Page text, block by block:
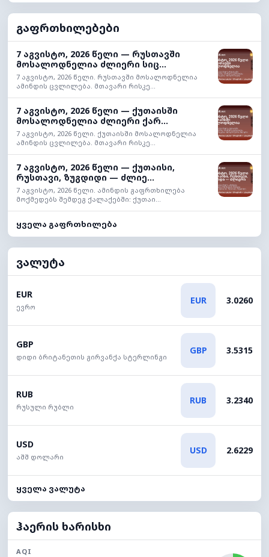
გაფრთხილებები
7 აგვისტო, 2026 წელი — რუსთავში
მოსალოდნელია ძლიერი სიც...
7 აგვისტო, 2026 წელი. რუსთავში მოსალოდნელია
ამინდის ცვლილება. მთავარი რისკე...
7 აგვისტო, 2026 წელი — ქუთაისში
მოსალოდნელია ძლიერი ქარ...
7 აგვისტო, 2026 წელი. ქუთაისში მოსალოდნელია
ამინდის ცვლილება. მთავარი რისკე...
7 აგვისტო, 2026 წელი — ქუთაისი,
რუსთავი, ზუგდიდი — ძლიე...
7 აგვისტო, 2026 წელი. ამინდის გაფრთხილება
მოქმედებს შემდეგ ქალაქებში: ქუთაი...
ყველა გაფრთხილება
ვალუტა
EUR
ევრო
EUR 3.0260
GBP
დიდი ბრიტანეთის გირვანქა სტერლინგი
GBP 3.5315
RUB
რუსული რუბლი
RUB 3.2340
USD
აშშ დოლარი
USD 2.6229
ყველა ვალუტა
ჰაერის ხარისხი
AQI